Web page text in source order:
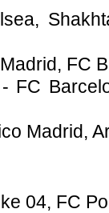
FC
FC
Madrid,
04, FC